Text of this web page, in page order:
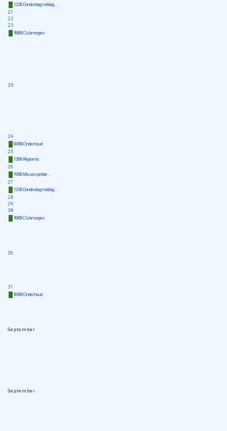
13:30 Donderdagmiddag ...
21
22
23
10:00 Clubmorgen
35
24
09:00 Onderhoud
25
13:00 Regiomix
26
19:00 Mix competitie ...
27
13:30 Donderdagmiddag ...
28
29
30
10:00 Clubmorgen
36
31
09:00 Onderhoud
September
September